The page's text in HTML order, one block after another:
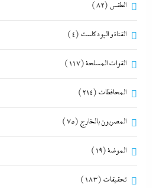
الطقس (82)
القناة و البودكاست (4)
القوات المسلحة(117)
المحافظات (214)
المصريون بالخارج (75)
الموضة(19)
تحقيقات (183)